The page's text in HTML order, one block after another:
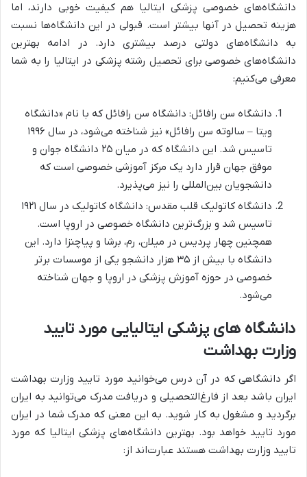
دانشگاه‌های خصوصی پزشکی ایتالیا هم کیفیت خوبی دارند، اما
هزینه تحصیل در آنها بیشتر است. قبولی در این دانشگاه‌ها نسبت
به دانشگاه‌های دولتی درصد بیشتری دارد. در ادامه بهترین
دانشگاه‌های خصوصی برای تحصیل رشته پزشکی در ایتالیا را به شما
معرفی می‌کنیم:
دانشگاه سن رافائل: دانشگاه سن رافائل که با نام «دانشگاه
ویتا – سالوته سن رافائل» نیز شناخته می‌شود، در سال ۱۹۹۶
تاسیس شد. این دانشگاه که در میان ۲۵ دانشگاه جوان و
موفق جهان قرار دارد یک مرکز آموزشی خصوصی است که
دانشجویان بین‌المللی را نیز می‌پذیرد.
دانشگاه کاتولیک قلب مقدس: دانشگاه کاتولیک در سال ۱۹۲۱
تاسیس شد و بزرگ‌ترین دانشگاه خصوصی در اروپا است.
همچنین چهار پردیس در میلان، رم، برشا و پیاچنزا دارد. این
دانشگاه با بیش از ۳۵ هزار دانشجو یکی از موسسات برتر
خصوصی در حوزه آموزش پزشکی در اروپا و جهان شناخته
می‌شود.
دانشگاه های پزشکی ایتالیایی مورد تایید
وزارت بهداشت
اگر دانشگاهی که در آن درس می‌خوانید مورد تایید وزارت بهداشت
ایران باشد بعد از فارغ‌التحصیلی و دریافت مدرک می‌توانید به ایران
برگردید و مشغول به کار شوید. به این معنی که مدرک شما در ایران
مورد تایید خواهد بود. بهترین دانشگاه‌های پزشکی ایتالیا که مورد
تایید وزارت بهداشت هستند عبارت‌اند از: